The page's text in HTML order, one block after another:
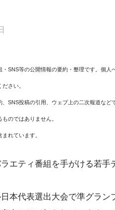
SNS等の公開情報の要約・整理です。個人
さい。
SNS投稿の引用、ウェブ上の二次報道など
のではありません。
れています。
エティ番組を手がける若手
本代表選出大会で準グラン